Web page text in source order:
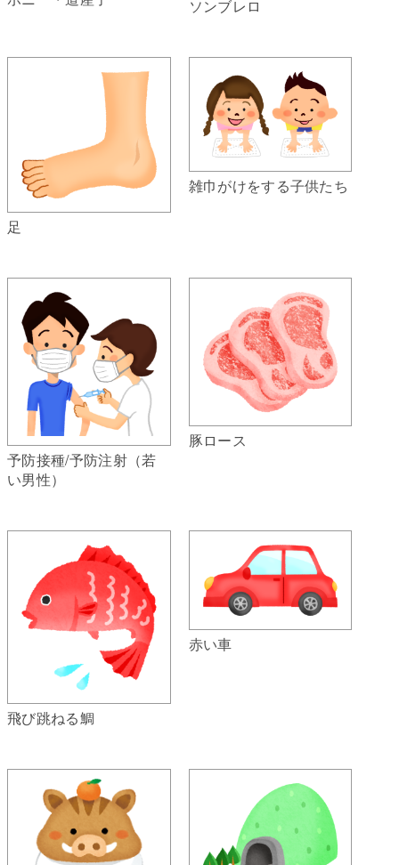
ソンブレロ
足
雑巾がけをする子供たち
予防接種/予防注射（若
い男性）
豚ロース
飛び跳ねる鯛
赤い車